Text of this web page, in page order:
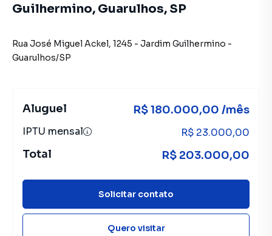
Guilhermino, Guarulhos, SP
Rua José Miguel Ackel, 1245 - Jardim Guilhermino -
Guarulhos/SP
Aluguel R$ 180.000,00 /mês
IPTU mensal R$ 23.000,00
Total R$ 203.000,00
Solicitar contato
Quero visitar